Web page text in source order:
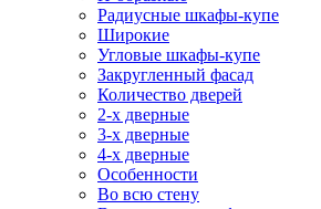
Радиусные шкафы-купе
Широкие
Угловые шкафы-купе
Закругленный фасад
Количество дверей
2-х дверные
3-х дверные
4-х дверные
Особенности
Во всю стену